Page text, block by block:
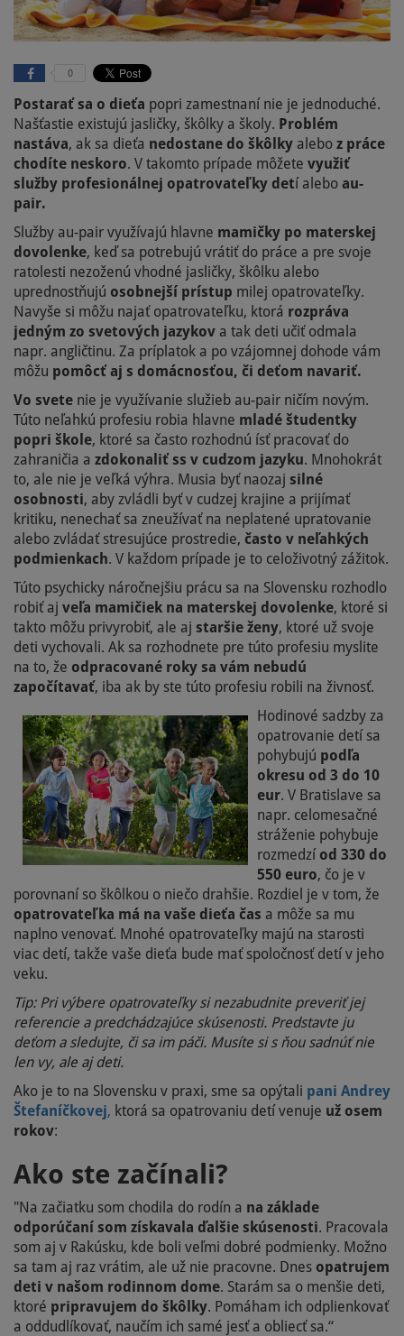
0
Postarať sa o dieťa popri zamestnaní nie je jednoduché.
Našťastie existujú jasličky, škôlky a školy. Problém
nastáva, ak sa dieťa nedostane do škôlky alebo z práce
chodíte neskoro. V takomto prípade môžete využiť
služby profesionálnej opatrovateľky detí alebo au-
pair.
Služby au-pair využívajú hlavne mamičky po materskej
dovolenke, keď sa potrebujú vrátiť do práce a pre svoje
ratolesti nezoženú vhodné jasličky, škôlku alebo
uprednostňujú osobnejší prístup milej opatrovateľky.
Navyše si môžu najať opatrovateľku, ktorá rozpráva
jedným zo svetových jazykov a tak deti učiť odmala
napr. angličtinu. Za príplatok a po vzájomnej dohode vám
môžu pomôcť aj s domácnosťou, či deťom navariť.
Vo svete nie je využívanie služieb au-pair ničím novým.
Túto neľahkú profesiu robia hlavne mladé študentky
popri škole, ktoré sa často rozhodnú ísť pracovať do
zahraničia a zdokonaliť ss v cudzom jazyku. Mnohokrát
to, ale nie je veľká výhra. Musia byť naozaj silné
osobnosti, aby zvládli byť v cudzej krajine a prijímať
kritiku, nenechať sa zneužívať na neplatené upratovanie
alebo zvládať stresujúce prostredie, často v neľahkých
podmienkach. V každom prípade je to celoživotný zážitok.
Túto psychicky náročnejšiu prácu sa na Slovensku rozhodlo
robiť aj veľa mamičiek na materskej dovolenke, ktoré si
takto môžu privyrobiť, ale aj staršie ženy, ktoré už svoje
deti vychovali. Ak sa rozhodnete pre túto profesiu myslite
na to, že odpracované roky sa vám nebudú
započítavať, iba ak by ste túto profesiu robili na živnosť.
Hodinové sadzby za
opatrovanie detí sa
pohybujú podľa
okresu od 3 do 10
eur. V Bratislave sa
napr. celomesačné
stráženie pohybuje
rozmedzíod 330 do
550 euro, čo je v
porovnaní so škôlkou o niečo drahšie. Rozdiel je v tom, že
opatrovateľka má na vaše dieťa čas a môže sa mu
naplno venovať. Mnohé opatrovateľky majú na starosti
viac detí, takže vaše dieťa bude mať spoločnosť detí v jeho
veku.
Tip: Pri výbere opatrovateľky si nezabudnite preveriť jej
referencie a predchádzajúce skúsenosti. Predstavte ju
deťom a sledujte, či sa im páči. Musíte si s ňou sadnúť nie
len vy, ale aj deti.
Ako je to na Slovensku v praxi, sme sa opýtali pani Andrey
Štefaníčkovej, ktorá sa opatrovaniu detí venuje už osem
rokov:
Ako ste začínali?
"Na začiatku som chodila do rodín a na základe
odporúčaní som získavala ďalšie skúsenosti. Pracovala
som aj v Rakúsku, kde boli veľmi dobré podmienky. Možno
sa tam aj raz vrátim, ale už nie pracovne. Dnes opatrujem
deti v našom rodinnom dome. Starám sa o menšie deti,
ktoré pripravujem do škôlky. Pomáham ich odplienkovať
a oddudlíkovať, naučím ich samé jesť a obliecť sa.“